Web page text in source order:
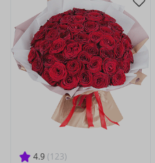
4.9 (123)